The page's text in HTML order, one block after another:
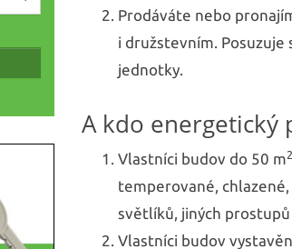
Prodáváte nebo
i družstevním.
jednotky.
A kdo energetický
Vlastníci budov do 50 m2
temperované,
světlíků, jiných
Vlastníci budov